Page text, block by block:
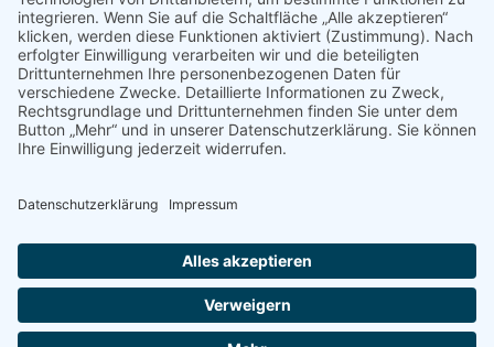
Teilnahmemling:https://event.webinarjam.com/login/k3w4xt9ph8qu9ga1sv
Mehr Informationen hier:
https://www.naturimgarten.at/newsletter/beitrag/gemeindewebinar-jeder-
gemeinde-ihre-naturnahe-wiese.html
Zurück